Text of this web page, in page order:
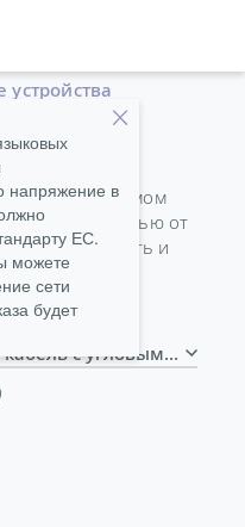
термостаты
P
с объемом
мощностью от
гибкость и
любого
60 Hz , Сетевой кабель с угловым
напряжение в
ЕС.
можете
сети
будет